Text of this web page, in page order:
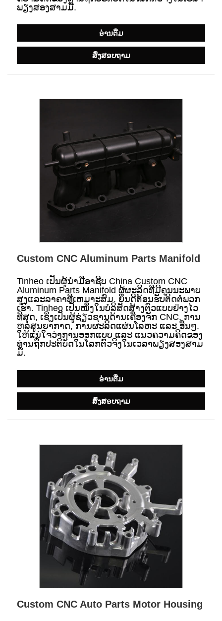
ພຽງສອງສາມມື້.
ອ່ານ​ຕື່ມ
ສົ່ງສອບຖາມ
Custom CNC Aluminum Parts Manifold
Tinheo ເປັນຜູ້ນໍາມືອາຊີບ China Custom CNC
Aluminum Parts Manifold ຜູ້ຜະລິດທີ່ມີຄຸນນະພາບ
ສູງແລະລາຄາທີ່ເຫມາະສົມ. ຍິນດີຕ້ອນຮັບຕິດຕໍ່ພວກ
ເຮົາ. Tinheo ເປັນໜຶ່ງໃນບໍລິສັດສ້າງຕົວແບບຢ່າງໄວ
ທີ່ສຸດ, ເຊິ່ງເປັນຜູ້ຊ່ຽວຊານດ້ານເຄື່ອງຈັກ CNC, ການ
ຫລໍ່ສູນຍາກາດ, ການຜະລິດແຜ່ນໂລຫະ ແລະ ອື່ນໆ.
ໃຫ້ແນ່ໃຈວ່າການອອກແບບ ແລະ ແນວຄວາມຄິດຂອງ
ທ່ານຖືກປະຕິບັດໃນໂລກຕົວຈິງໃນເວລາພຽງສອງສາມ
ມື້.
ອ່ານ​ຕື່ມ
ສົ່ງສອບຖາມ
Custom CNC Auto Parts Motor Housing